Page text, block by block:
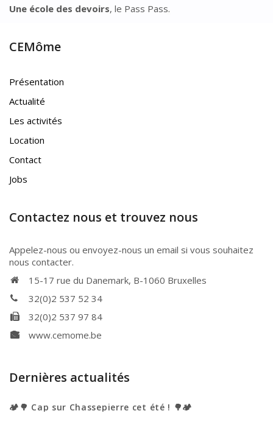
Une école des devoirs, le Pass Pass.
CEMôme
Présentation
Actualité
Les activités
Location
Contact
Jobs
Contactez nous et trouvez nous
Appelez-nous ou envoyez-nous un email si vous souhaitez
nous contacter.
15-17 rue du Danemark, B-1060 Bruxelles
32(0)2 537 52 34
32(0)2 537 97 84
www.cemome.be
Dernières actualités
🏕️🌳 Cap sur Chassepierre cet été ! 🌳🏕️